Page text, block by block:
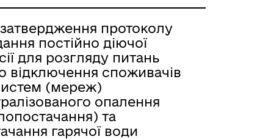
протоколу
постійно діючої
для розгляду питань
відключення споживачів
(мереж)
опалення
та
гарячої води